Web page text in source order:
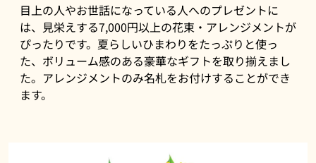
目上の人やお世話になっている人へのプレゼントに
は、見栄えする7,000円以上の花束・アレンジメントが
ぴったりです。夏らしいひまわりをたっぷりと使っ
た、ボリューム感のある豪華なギフトを取り揃えまし
た。アレンジメントのみ名札をお付けすることができ
ます。